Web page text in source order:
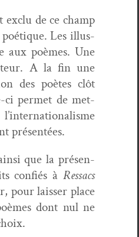
exclu de ce champ
poé­tique. Les illus­
aux poèmes. Une
A la fin une
des poètes clôt
ci per­met de met­
présentées.
que la présen­
con­fiés à Ressacs
pour laiss­er place
dont nul ne